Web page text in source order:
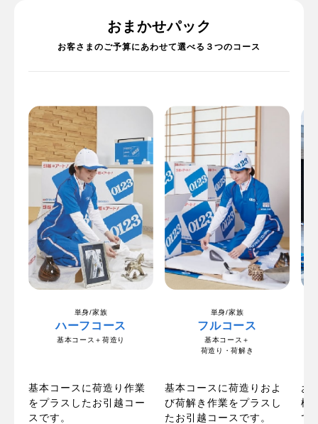
おまかせパック
お客さまのご予算にあわせて選べる３つのコース
単身/家族
ハーフコース
基本コース＋荷造り
基本コースに荷造り作業
をプラスしたお引越コー
スです。
単身/家族
フルコース
基本コース＋
荷造り・荷解き
基本コースに荷造りおよ
び荷解き作業をプラスし
たお引越コースです。
お
梱
で